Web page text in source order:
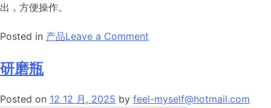
出，方便操作。
Posted in 产品Leave a Comment
研磨瓶
Posted on 12 12 月, 2025 by feel-myself@hotmail.com